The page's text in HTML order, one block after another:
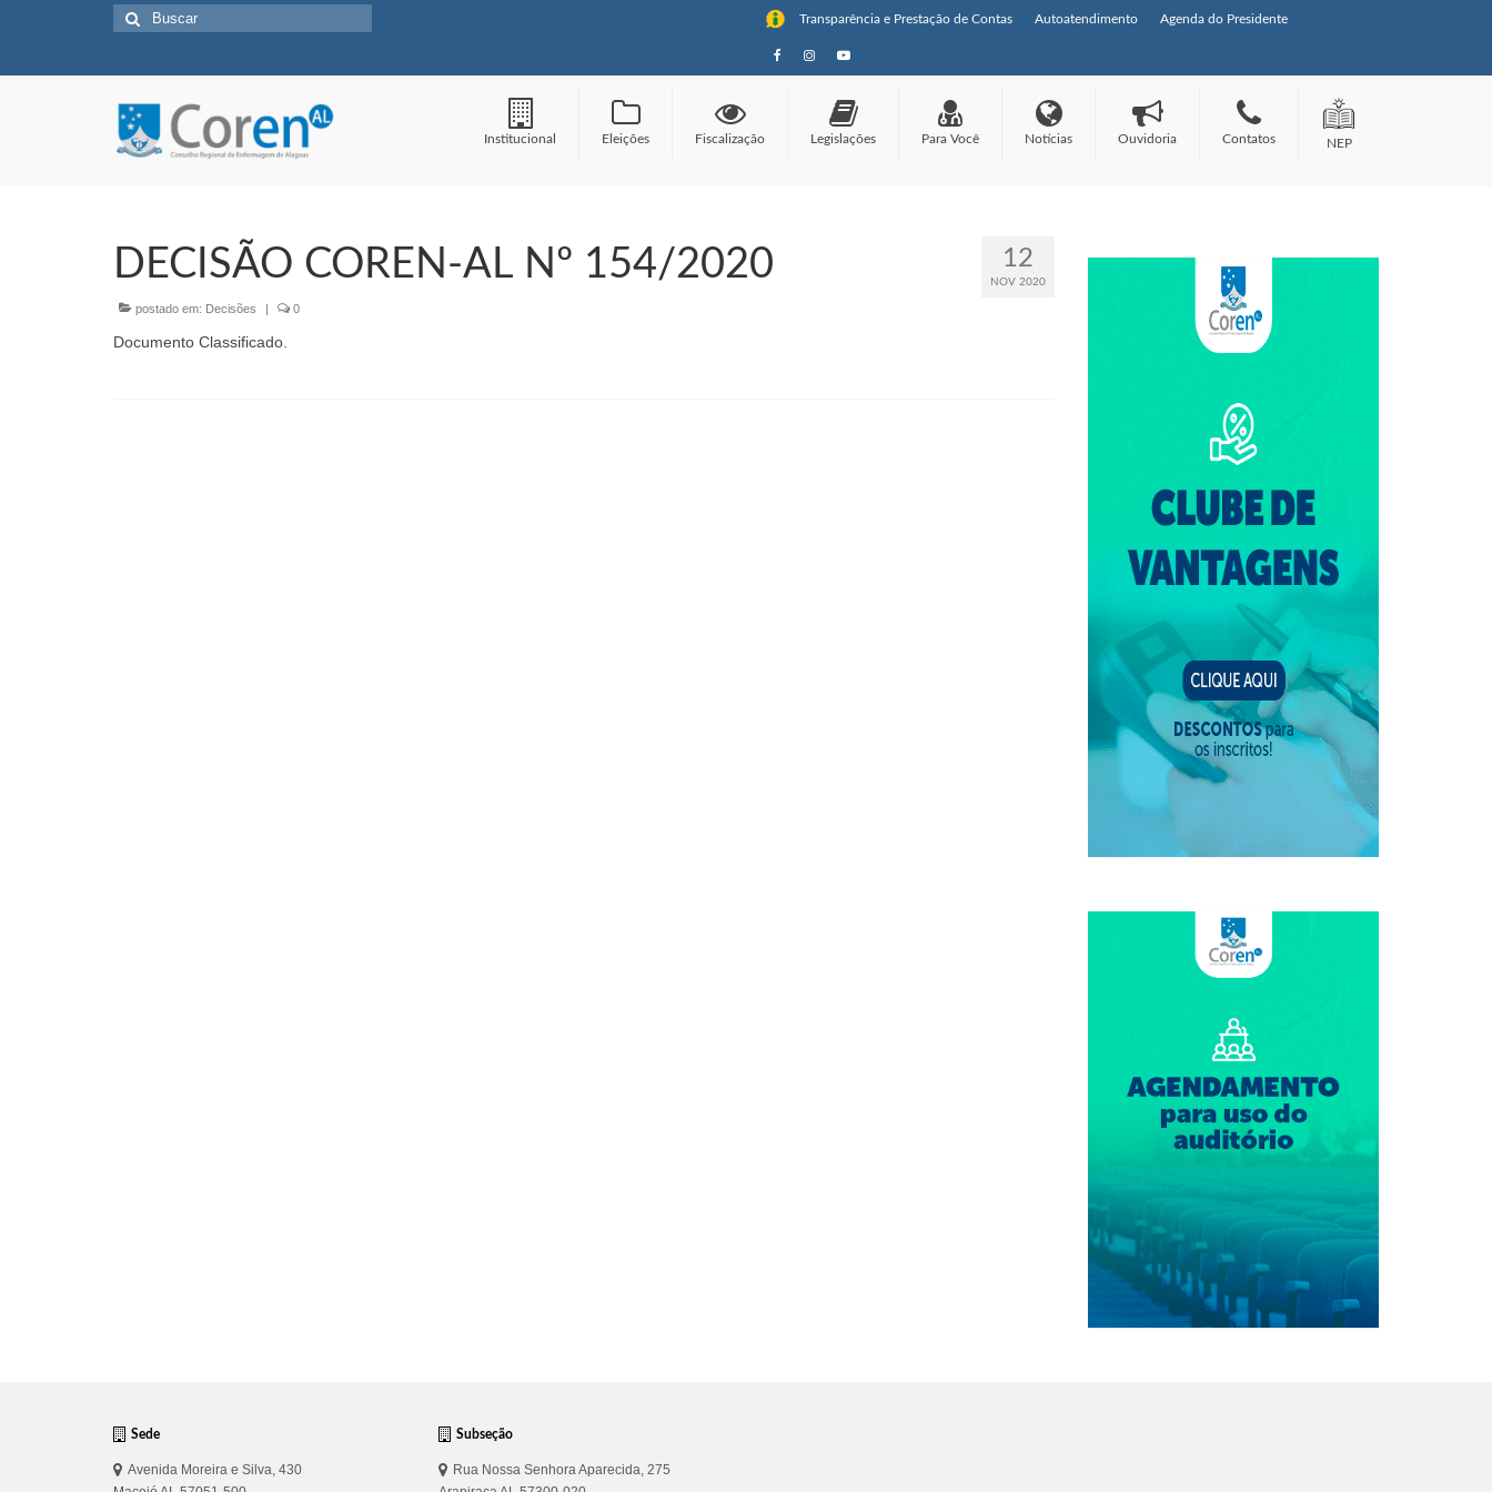
Transparência e Prestação de Contas Autoatendimento Agenda do Presidente
Buscar
por:
Institucional Eleições Fiscalização Legislações Para Você Notícias Ouvidoria Contatos NEP
12
NOV 2020
DECISÃO COREN-AL Nº 154/2020
postado em: Decisões | 0
Documento Classificado.
Sede
Avenida Moreira e Silva, 430
Subseção
Rua Nossa Senhora Aparecida, 275